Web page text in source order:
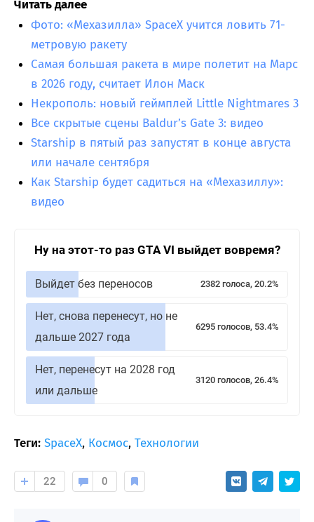
Читать далее
Фото: «Мехазилла» SpaceX учится ловить 71-
метровую ракету
Самая большая ракета в мире полетит на Марс
в 2026 году, считает Илон Маск
Некрополь: новый геймплей Little Nightmares 3
Все скрытые сцены Baldur’s Gate 3: видео
Starship в пятый раз запустят в конце августа
или начале сентября
Как Starship будет садиться на «Мехазиллу»:
видео
Ну на этот-то раз GTA VI выйдет вовремя?
Выйдет без переносов 2382 голоса, 20.2%
Нет, снова перенесут, но не
дальше 2027 года
6295 голосов, 53.4%
Нет, перенесут на 2028 год
или дальше
3120 голосов, 26.4%
Теги: SpaceX, Космос, Технологии
22 0